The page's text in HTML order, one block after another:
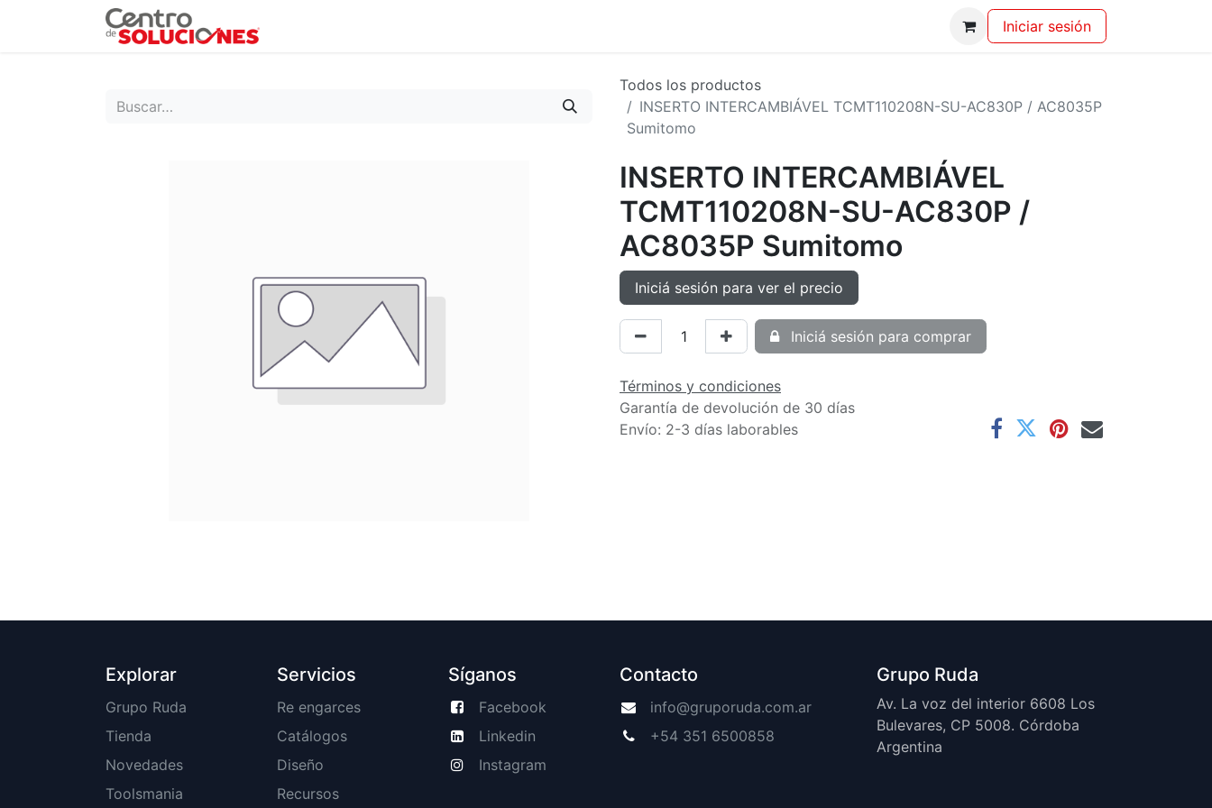
Iniciar sesión
Todos los productos
INSERTO INTERCAMBIÁVEL TCMT110208N-SU-AC830P / AC8035P
Sumitomo
INSERTO INTERCAMBIÁVEL
TCMT110208N-SU-AC830P /
AC8035P Sumitomo
Iniciá sesión para ver el precio
Iniciá sesión para comprar
Términos y condiciones
Garantía de devolución de 30 días
Envío: 2-3 días laborables
Explorar
Grupo Ruda
Tienda
Novedades
Toolsmania
Servicios
Re engarces
Catálogos
Diseño
Recursos
Síganos
Facebook
Linkedin
Instagram
Contacto
info@gruporuda.com.ar
+54 351 6500858
Grupo Ruda
Av. La voz del interior 6608 Los
Bulevares, CP 5008. Córdoba
Argentina